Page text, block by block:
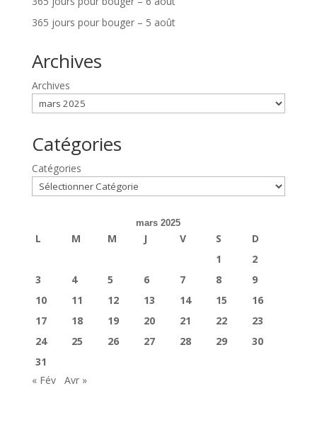
365 jours pour bouger – 5 août
Archives
Archives
Catégories
Catégories
mars 2025
L M M J V S
D
1
2
3
4 5 6 7 8
9
10
11 12 13 14 15
16
17
18 19 20 21 22
23
24
25 26 27 28 29
30
31
« Fév
Avr »